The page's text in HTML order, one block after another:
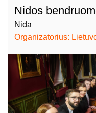
Nidos
Nida
Organizatorius: